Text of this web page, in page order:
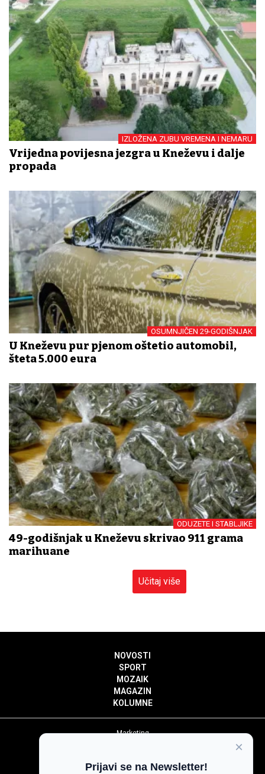
IZLOŽENA ZUBU VREMENA I NEMARU
Vrijedna povijesna jezgra u Kneževu i dalje
propada
OSUMNJIČEN 29-GODIŠNJAK
U Kneževu pur pjenom oštetio automobil,
šteta 5.000 eura
ODUZETE I STABLJIKE
49-godišnjak u Kneževu skrivao 911 grama
marihuane
Učitaj više
NOVOSTI
SPORT
MOZAIK
MAGAZIN
KOLUMNE
Marketing
Impressum
×
Prijavi se na Newsletter!